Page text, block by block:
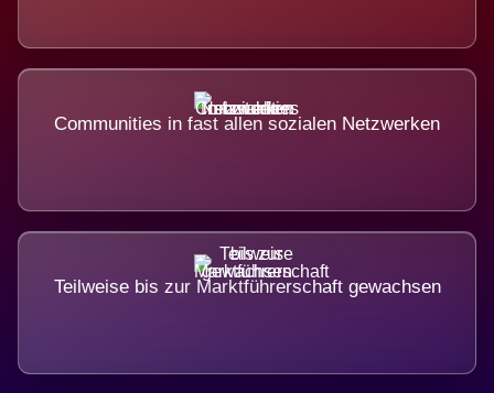
Communities in fast allen sozialen Netzwerken
Teilweise bis zur Marktführerschaft gewachsen